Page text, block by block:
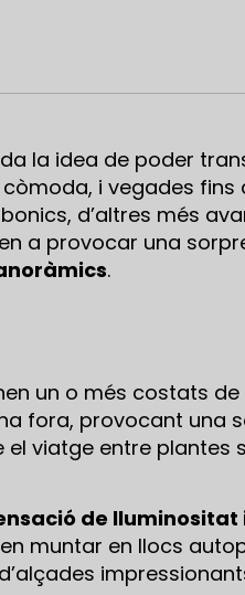
la idea de poder
i vegades fins
d’altres més
a provocar una
.
un o més costats de
fora, provocant una
viatge entre plantes
de lluminositat
muntar en llocs